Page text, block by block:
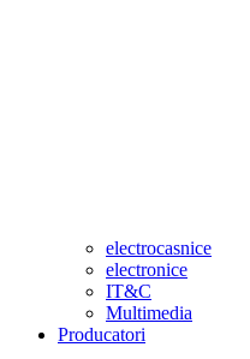
electrocasnice
electronice
IT&C
Multimedia
Producatori